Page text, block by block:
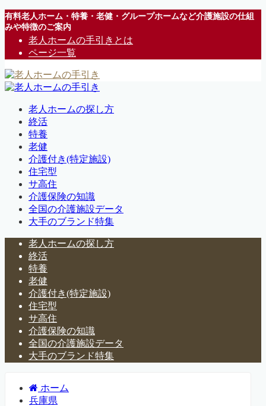
有料老人ホーム・特養・老健・グループホームなど介護施設の仕組
みや特徴のご案内
老人ホームの手引きとは
ページ一覧
老人ホームの探し方
終活
特養
老健
介護付き(特定施設)
住宅型
サ高住
介護保険の知識
全国の介護施設データ
大手のブランド特集
老人ホームの探し方
終活
特養
老健
介護付き(特定施設)
住宅型
サ高住
介護保険の知識
全国の介護施設データ
大手のブランド特集
ホーム
兵庫県